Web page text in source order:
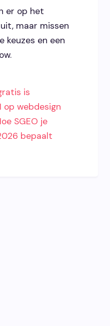
er op het
maar missen
keuzes en een
is
op webdesign
SGEO je
bepaalt